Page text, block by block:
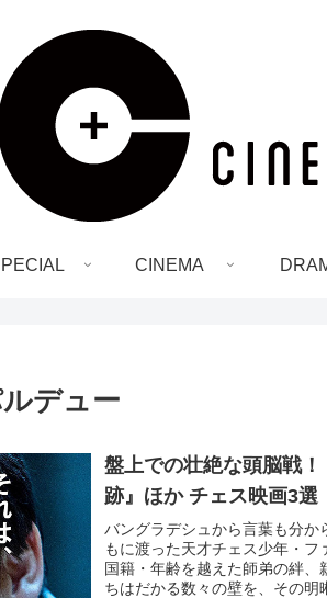
CINEMA
デュー
盤上での壮絶な頭脳戦
跡』ほか チェス映画3選
バングラデシュから言葉も分か
もに渡った天才チェス少年・フ
国籍・年齢を越えた師弟の絆
ちはだかる数々の壁を、その明